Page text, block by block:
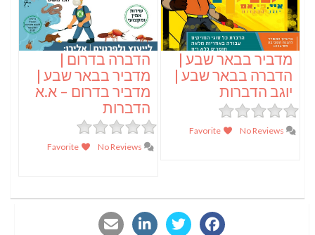
מדביר בבאר שבע |
הדברה בבאר שבע |
יוגב הדברות
הדברה בדרום |
מדביר בבאר שבע |
מדביר בדרום – א.א
הדברות